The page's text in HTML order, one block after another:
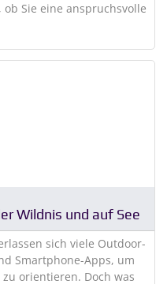
Sie eine anspruchsvolle
Wildnis und auf See
sich viele Outdoor-
Smartphone-Apps, um
orientieren. Doch was